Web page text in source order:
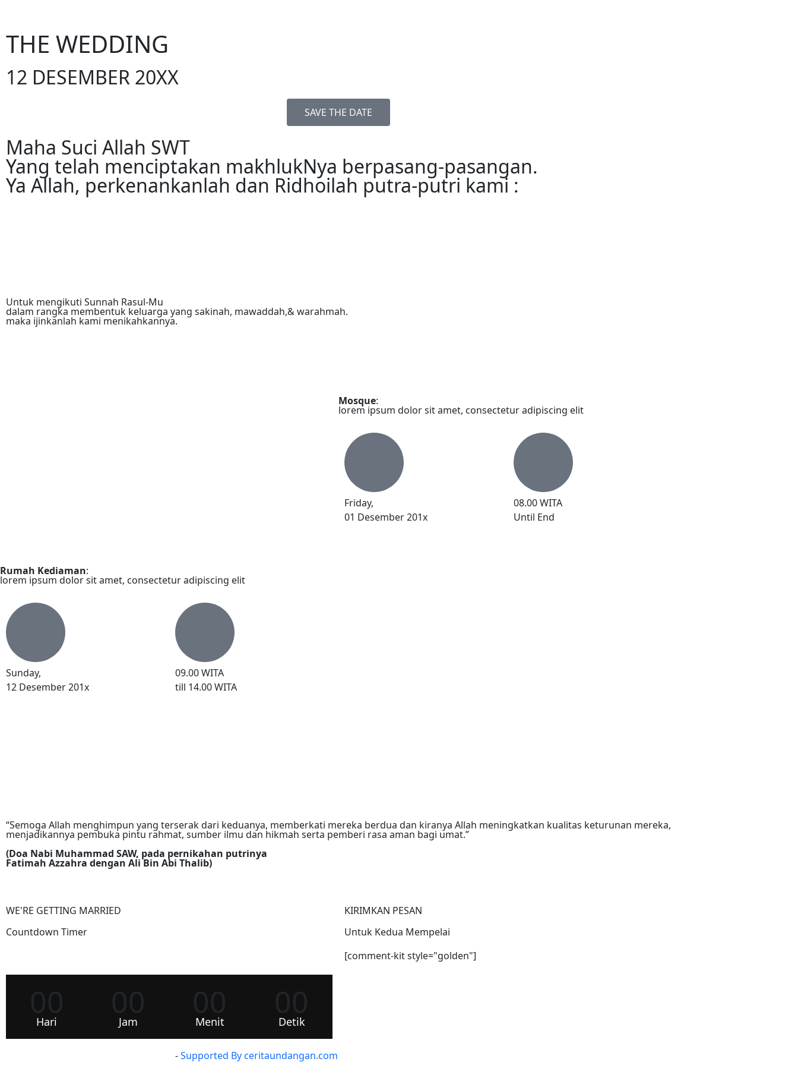
THE WEDDING
12 DESEMBER 20XX
SAVE THE DATE
Maha Suci Allah SWT
Yang telah menciptakan makhlukNya berpasang-pasangan.
Ya Allah, perkenankanlah dan Ridhoilah putra-putri kami :
Untuk mengikuti Sunnah Rasul-Mu
dalam rangka membentuk keluarga yang sakinah, mawaddah,& warahmah.
maka ijinkanlah kami menikahkannya.
Mosque:
lorem ipsum dolor sit amet, consectetur adipiscing elit
Friday,
01 Desember 201x
08.00 WITA
Until End
Rumah Kediaman:
lorem ipsum dolor sit amet, consectetur adipiscing elit
Sunday,
12 Desember 201x
09.00 WITA
till 14.00 WITA
“Semoga Allah menghimpun yang terserak dari keduanya, memberkati mereka berdua dan kiranya Allah meningkatkan kualitas keturunan mereka,
menjadikannya pembuka pintu rahmat, sumber ilmu dan hikmah serta pemberi rasa aman bagi umat.”
(Doa Nabi Muhammad SAW, pada pernikahan putrinya
Fatimah Azzahra dengan Ali Bin Abi Thalib)
WE'RE GETTING MARRIED
Countdown Timer
00
Hari 00
Jam 00
Menit 00
Detik
KIRIMKAN PESAN
Untuk Kedua Mempelai
[comment-kit style="golden"]
-Supported By ceritaundangan.com